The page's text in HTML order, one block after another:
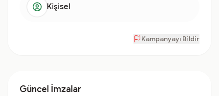
Kişisel
Kampanyayı Bildir
Güncel İmzalar